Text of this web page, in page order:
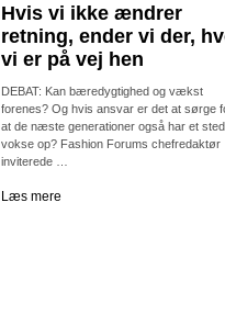
Hvis vi ikke ændrer
retning, ender vi der,
vi er på vej hen
DEBAT: Kan bæredygtighed og vækst
forenes? Og hvis ansvar er det at sørge
at de næste generationer også har et
vokse op? Fashion Forums chefredaktør
inviterede …
Læs mere